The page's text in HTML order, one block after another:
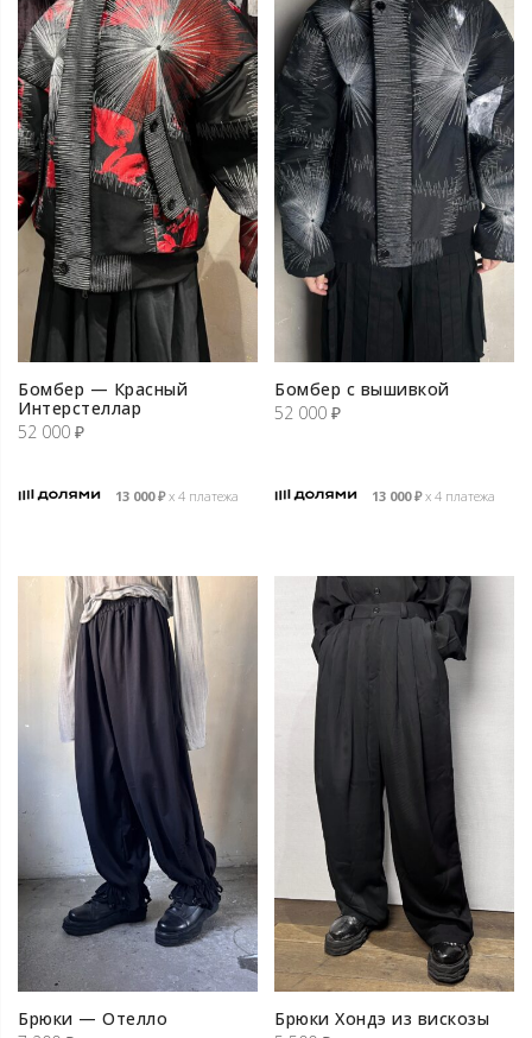
Бомбер — Красный
Интерстеллар
52 000 ₽
13 000₽х 4 платежа
Бомбер с вышивкой
52 000 ₽
13 000₽х 4 платежа
Брюки — Отелло
Брюки Хондэ из вискозы